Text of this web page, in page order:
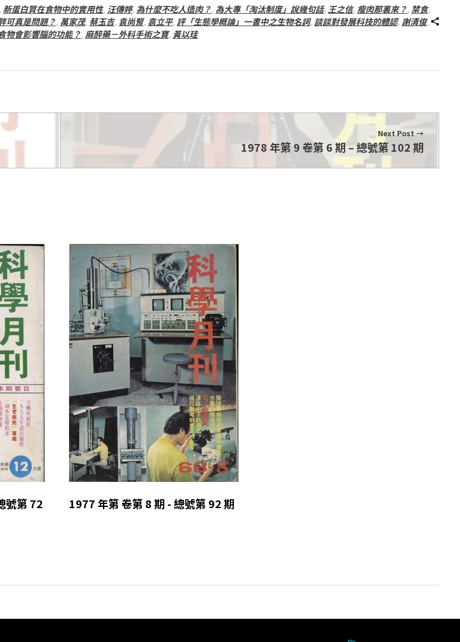
新蛋白質在食物中的實用性, 汪傳婷, 為什麼不吃人造肉？, 為大專「淘汰制度」說幾句話, 王之信, 瘦肉那裏來？, 禁食,
可真是問題？, 萬家茂, 蔡玉吉, 袁尚腎, 袁立平, 評「生態學概論」一書中之生物名詞, 談談對發展科技的體認, 謝清俊,
物會影響腦的功能？, 麻醉藥－外科手術之寶, 黃以珪
Next Post
1978 年第 9 卷第 6 期 – 總號第 102 期
號第 72
1977 年第 卷第 8 期 - 總號第 92 期